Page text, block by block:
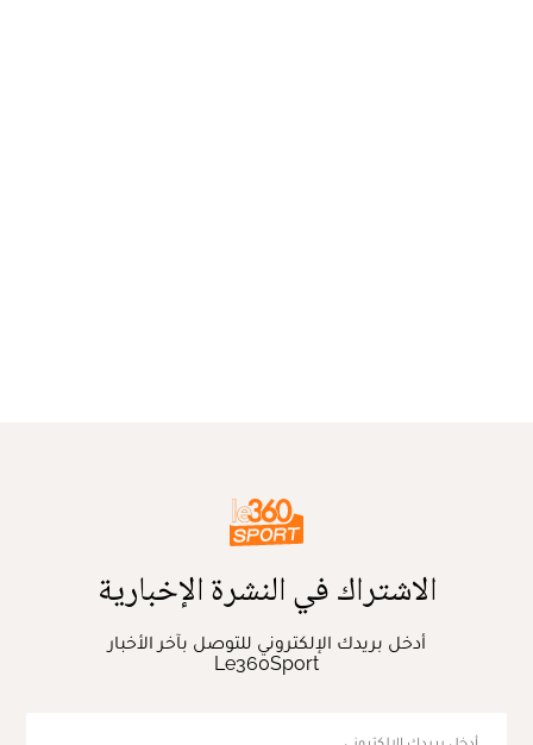
الاشتراك في النشرة الإخبارية
أدخل بريدك الإلكتروني للتوصل بآخر الأخبار
Le360Sport